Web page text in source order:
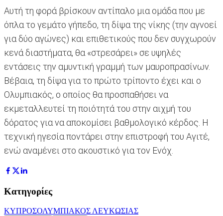
Αυτή τη φορά βρίσκουν αντίπαλο μια ομάδα που με
όπλα το γεμάτο γήπεδο, τη δίψα της νίκης (την αγνοεί
για δύο αγώνες) και επιθετικούς που δεν συγχωρούν
κενά διαστήματα, θα «στρεσάρει» σε υψηλές
εντάσεις την αμυντική γραμμή των μαυροπρασίνων.
Βέβαια, τη δίψα για το πρώτο τρίποντο έχει και ο
Ολυμπιακός, ο οποίος θα προσπαθήσει να
εκμεταλλευτεί τη ποιότητά του στην αιχμή του
δόρατος για να αποκομίσει βαθμολογικό κέρδος. Η
τεχνική ηγεσία ποντάρει στην επιστροφή του Αγιτέ,
ενώ αναμένει στο ακουστικό για τον Ενόχ.
Κατηγορίες
ΚΥΠΡΟΣΟΛΥΜΠΙΑΚΟΣ ΛΕΥΚΩΣΙΑΣ